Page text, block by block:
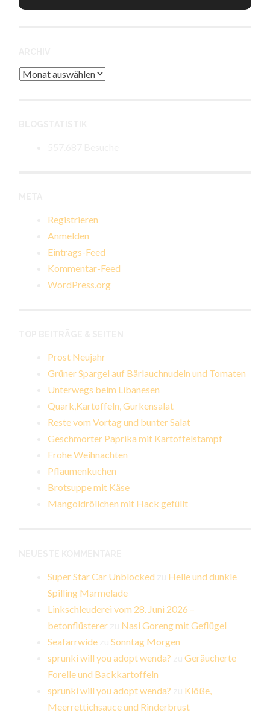
Archiv
Registrieren
Anmelden
Eintrags-Feed
Kommentar-Feed
WordPress.org
Prost Neujahr
Grüner Spargel auf Bärlauchnudeln und Tomaten
Unterwegs beim Libanesen
Quark,Kartoffeln, Gurkensalat
Reste vom Vortag und bunter Salat
Geschmorter Paprika mit Kartoffelstampf
Frohe Weihnachten
Pflaumenkuchen
Brotsuppe mit Käse
Mangoldröllchen mit Hack gefüllt
Super Star Car Unblocked
Helle und dunkle
Spilling Marmelade
Linkschleuderei vom 28. Juni 2026 –
betonflüsterer
Nasi Goreng mit Geflügel
Seafarrwide zuSonntag Morgen
sprunki will you adopt wenda? zuGeräucherte
Forelle und Backkartoffeln
sprunki will you adopt wenda?
Klöße,
Meerrettichsauce und Rinderbrust